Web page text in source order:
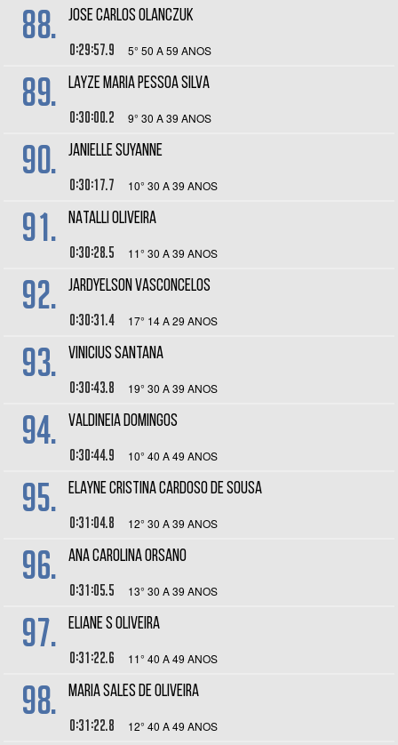
88. JOSE CARLOS OLANCZUK
0:29:57.9 5° 50 A 59 ANOS
89. LAYZE MARIA PESSOA SILVA
0:30:00.2 9° 30 A 39 ANOS
90. JANIELLE SUYANNE
0:30:17.7 10° 30 A 39 ANOS
91. NATALLI OLIVEIRA
0:30:28.5 11° 30 A 39 ANOS
92. JARDYELSON VASCONCELOS
0:30:31.4 17° 14 A 29 ANOS
93. VINICIUS SANTANA
0:30:43.8 19° 30 A 39 ANOS
94. VALDINEIA DOMINGOS
0:30:44.9 10° 40 A 49 ANOS
95. ELAYNE CRISTINA CARDOSO DE SOUSA
0:31:04.8 12° 30 A 39 ANOS
96. ANA CAROLINA ORSANO
0:31:05.5 13° 30 A 39 ANOS
97. ELIANE S OLIVEIRA
0:31:22.6 11° 40 A 49 ANOS
98. MARIA SALES DE OLIVEIRA
0:31:22.8 12° 40 A 49 ANOS